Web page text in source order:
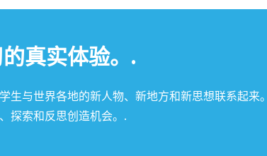
真实体验。.
生与世界各地的新人物、新地方和新思想联系起来
探索和反思创造机会。.